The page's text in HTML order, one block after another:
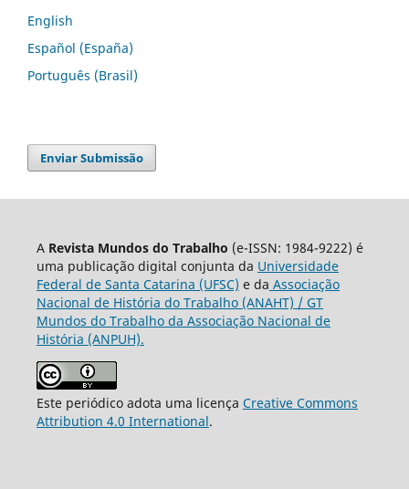
English
Español (España)
Português (Brasil)
Enviar Submissão
A Revista Mundos do Trabalho (e-ISSN: 1984-9222) é
uma publicação digital conjunta da Universidade
Federal de Santa Catarina (UFSC) e da Associação
Nacional de História do Trabalho (ANAHT) / GT
Mundos do Trabalho da Associação Nacional de
História (ANPUH).
Este periódico adota uma licença Creative Commons
Attribution 4.0 International.